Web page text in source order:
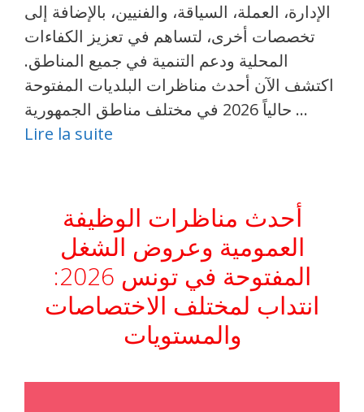
الإدارة، العملة، السياقة، والفنيين، بالإضافة إلى
تخصصات أخرى، لتساهم في تعزيز الكفاءات
المحلية ودعم التنمية في جميع المناطق.
اكتشف الآن أحدث مناظرات البلديات المفتوحة
حالياً 2026 في مختلف مناطق الجمهورية …
Lire la suite
أحدث مناظرات الوظيفة
العمومية وعروض الشغل
المفتوحة في تونس 2026:
انتداب لمختلف الاختصاصات
والمستويات